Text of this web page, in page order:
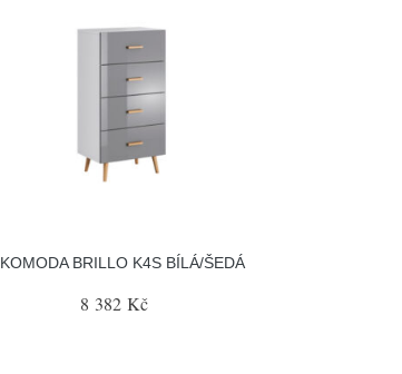
KOMODA BRILLO K4S BÍLÁ/ŠEDÁ
8 382 Kč